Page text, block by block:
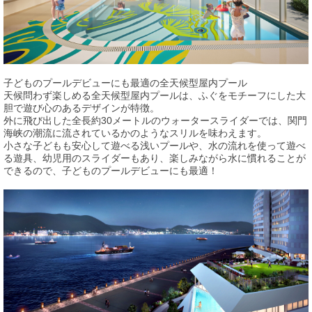
子どものプールデビューにも最適の全天候型屋内プール
天候問わず楽しめる全天候型屋内プールは、ふぐをモチーフにした大
胆で遊び心のあるデザインが特徴。
外に飛び出した全長約30メートルのウォータースライダーでは、関門
海峡の潮流に流されているかのようなスリルを味わえます。
小さな子どもも安心して遊べる浅いプールや、水の流れを使って遊べ
る遊具、幼児用のスライダーもあり、楽しみながら水に慣れることが
できるので、子どものプールデビューにも最適！